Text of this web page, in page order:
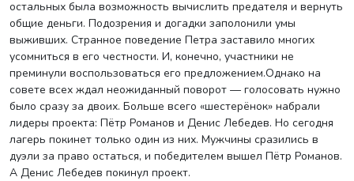
остальных была возможность вычислить предателя и вернуть
общие деньги. Подозрения и догадки заполонили умы
выживших. Странное поведение Петра заставило многих
усомниться в его честности. И, конечно, участники не
преминули воспользоваться его предложением.Однако на
совете всех ждал неожиданный поворот — голосовать нужно
было сразу за двоих. Больше всего «шестерёнок» набрали
лидеры проекта: Пётр Романов и Денис Лебедев. Но сегодня
лагерь покинет только один из них. Мужчины сразились в
дуэли за право остаться, и победителем вышел Пётр Романов.
А Денис Лебедев покинул проект.